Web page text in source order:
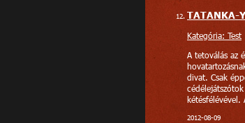
TATANKA-
Kategória: Test
A tetoválás az
divat. Csak
kétésfélévével.
2012-08-09